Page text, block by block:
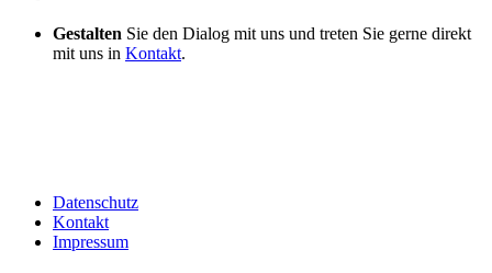
Gestalten Sie den Dialog mit uns und treten Sie gerne direkt
mit uns in Kontakt.
Datenschutz
Kontakt
Impressum